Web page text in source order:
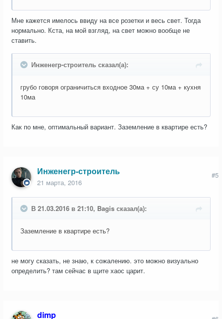
Мне кажется имелось ввиду на все розетки и весь свет. Тогда
нормально. Кста, на мой взгляд, на свет можно вообще не
ставить.
Инженегр-строитель сказал(а):
грубо говоря ограничиться входное 30ма + су 10ма + кухня
10ма
Как по мне, оптимальный вариант. Заземление в квартире есть?
Инженегр-строитель
21 марта, 2016
#5
В 21.03.2016 в 21:10, Bagis сказал(а):
Заземление в квартире есть?
не могу сказать, не знаю, к сожалению. это можно визуально
определить? там сейчас в щите хаос царит.
dimp